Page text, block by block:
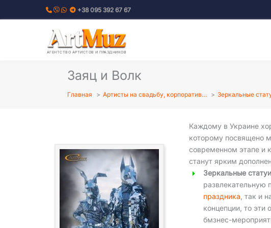
к
+38 095 392 67 67
АГЕНТСТВО АРТИСТОВ И ПРАЗДНИКОВ
Заяц и Волк
Главная Артисты на свадьбу, корпоратив… Зеркальные
Каждому в Украине
которому посвящено
современном этапе и
станут ярким
Зеркальные
праздника , так и
концепции, то
бмзнес-